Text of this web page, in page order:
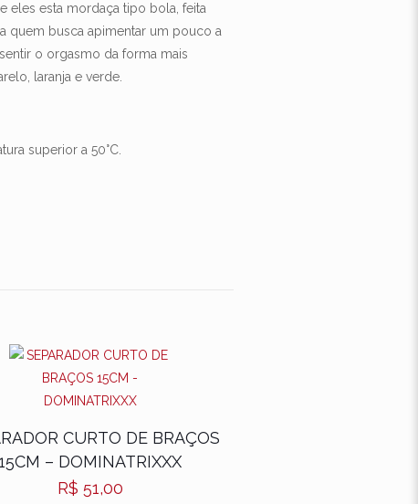
eles esta mordaça tipo bola, feita
quem busca apimentar um pouco a
o orgasmo da forma mais
laranja e verde.
superior a 50°C.
CURTO DE BRAÇOS
– DOMINATRIXXX
R$ 51,00